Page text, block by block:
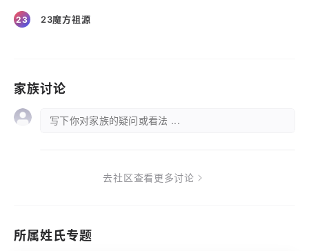
23 23魔方祖源
家族讨论
写下你对家族的疑问或看法 ...
去社区查看更多讨论
所属姓氏专题